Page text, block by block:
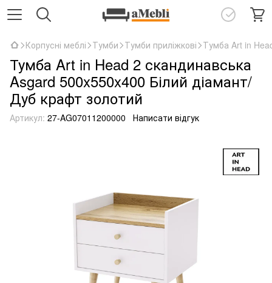
Корпусні меблі Тумби Тумби приліжкові Тумба Art in
Тумба Art in Head 2 скандинавська
Asgard 500x550x400 Білий діамант/
Дуб крафт золотий
Артикул: 27-AG07011200000 Написати відгук